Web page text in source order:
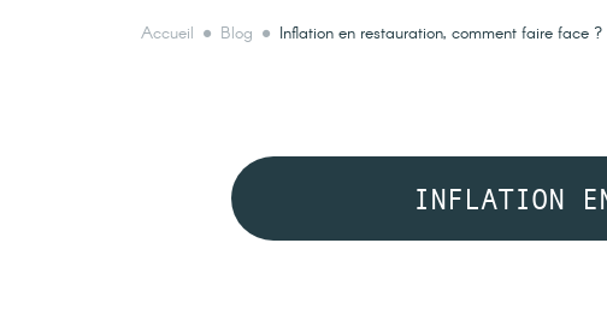
Accueil Blog Inflation en restauration, comment faire face ?
INFLATION